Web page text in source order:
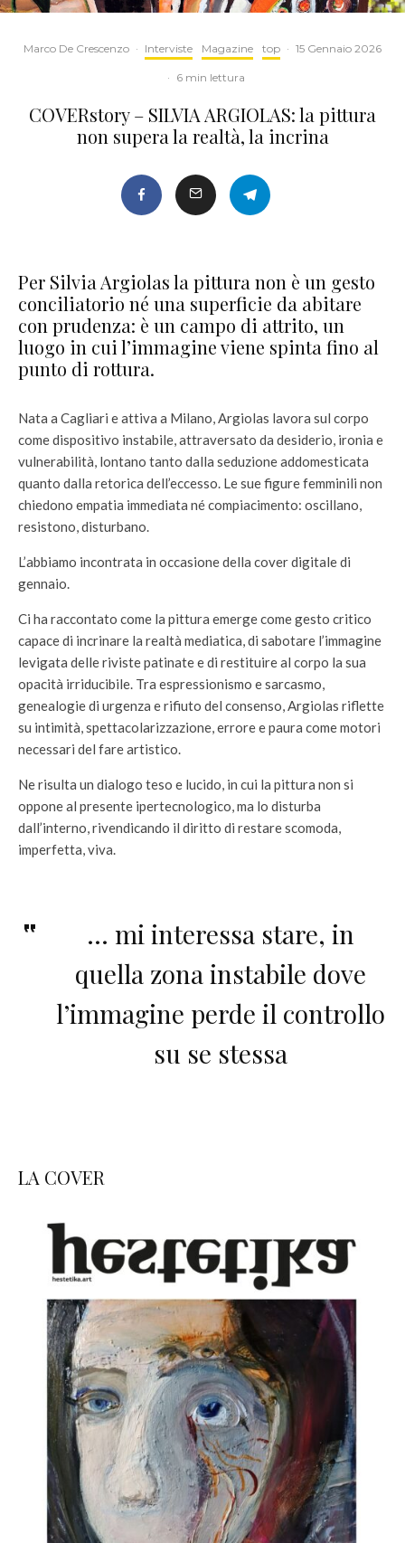
Marco De Crescenzo · Interviste Magazine top · 15 Gennaio 2026
· 6 min lettura
COVERstory – SILVIA ARGIOLAS: la pittura
non supera la realtà, la incrina
Per Silvia Argiolas la pittura non è un gesto
conciliatorio né una superficie da abitare
con prudenza: è un campo di attrito, un
luogo in cui l’immagine viene spinta fino al
punto di rottura.
Nata a Cagliari e attiva a Milano, Argiolas lavora sul corpo
come dispositivo instabile, attraversato da desiderio, ironia e
vulnerabilità, lontano tanto dalla seduzione addomesticata
quanto dalla retorica dell’eccesso. Le sue figure femminili non
chiedono empatia immediata né compiacimento: oscillano,
resistono, disturbano.
L’abbiamo incontrata in occasione della cover digitale di
gennaio.
Ci ha raccontato come la pittura emerge come gesto critico
capace di incrinare la realtà mediatica, di sabotare l’immagine
levigata delle riviste patinate e di restituire al corpo la sua
opacità irriducibile. Tra espressionismo e sarcasmo,
genealogie di urgenza e rifiuto del consenso, Argiolas riflette
su intimità, spettacolarizzazione, errore e paura come motori
necessari del fare artistico.
Ne risulta un dialogo teso e lucido, in cui la pittura non si
oppone al presente ipertecnologico, ma lo disturba
dall’interno, rivendicando il diritto di restare scomoda,
imperfetta, viva.
… mi interessa stare, in
quella zona instabile dove
l’immagine perde il controllo
su se stessa
LA COVER